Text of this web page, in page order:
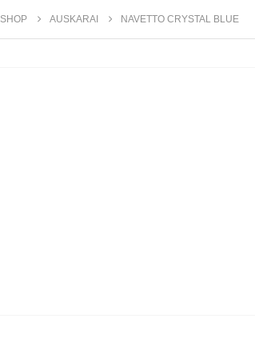
SHOP AUSKARAI NAVETTO CRYSTAL BLUE